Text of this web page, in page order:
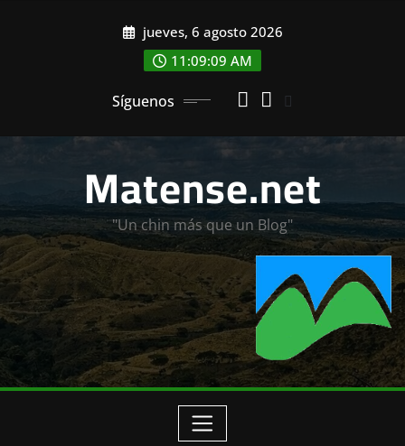
jueves, 6 agosto 2026
11:09:11 AM
Síguenos
Matense.net
"Un chin más que un Blog"